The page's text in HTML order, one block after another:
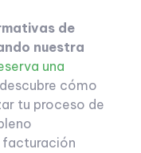
de
nuestra
una
cómo
tu proceso de
facturación